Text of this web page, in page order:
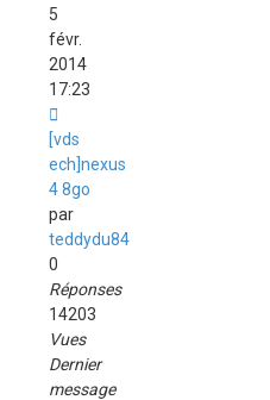
5
févr.
2014
17:23
[vds
ech]nexus
4 8go
par
teddydu84
0
Réponses
14203
Vues
Dernier
message